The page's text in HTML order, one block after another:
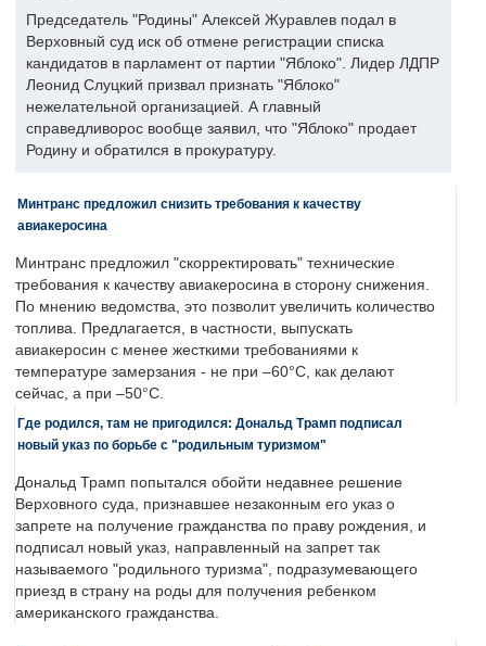
Председатель "Родины" Алексей Журавлев подал в
Верховный суд иск об отмене регистрации списка
кандидатов в парламент от партии "Яблоко". Лидер ЛДПР
Леонид Слуцкий призвал признать "Яблоко"
нежелательной организацией. А главный
справедливорос вообще заявил, что "Яблоко" продает
Родину и обратился в прокуратуру.
Минтранс предложил снизить требования к качеству
авиакеросина
Минтранс предложил "скорректировать" технические
требования к качеству авиакеросина в сторону снижения.
По мнению ведомства, это позволит увеличить количество
топлива. Предлагается, в частности, выпускать
авиакеросин с менее жесткими требованиями к
температуре замерзания - не при –60°C, как делают
сейчас, а при –50°C.
Где родился, там не пригодился: Дональд Трамп подписал
новый указ по борьбе с "родильным туризмом"
Дональд Трамп попытался обойти недавнее решение
Верховного суда, признавшее незаконным его указ о
запрете на получение гражданства по праву рождения, и
подписал новый указ, направленный на запрет так
называемого "родильного туризма", подразумевающего
приезд в страну на роды для получения ребенком
американского гражданства.